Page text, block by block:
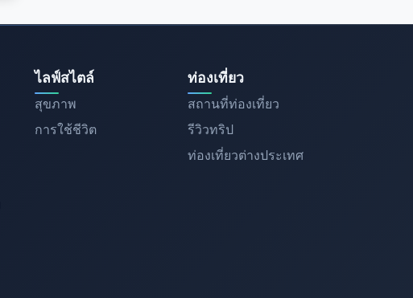
ไลฟ์สไตล์
สุขภาพ
การใช้ชีวิต
ท่องเที่ยว
สถานที่ท่องเที่ยว
รีวิวทริป
ท่องเที่ยวต่างประเทศ